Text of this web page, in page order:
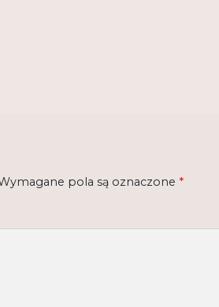
pola są oznaczone *